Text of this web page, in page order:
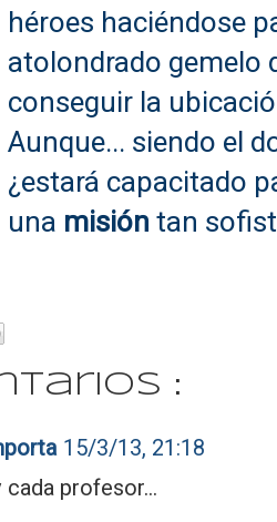
héroes haciéndose
atolondrado gemelo
conseguir la
Aunque... siendo el
¿estará capacitado
una misión tan
:
15/3/13, 21:18
cada profesor...